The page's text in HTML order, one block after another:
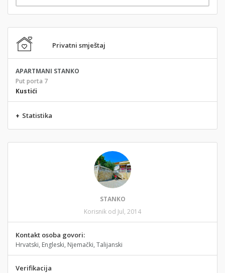
Privatni smještaj
APARTMANI STANKO
Put porta 7
Kustići
+ Statistika
STANKO
Korisnik od Jul, 2014
Kontakt osoba govori:
Hrvatski, Engleski, Njemački, Talijanski
Verifikacija